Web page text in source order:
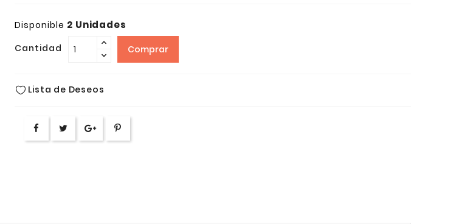
Disponible 2 Unidades
Cantidad Comprar
Lista de Deseos